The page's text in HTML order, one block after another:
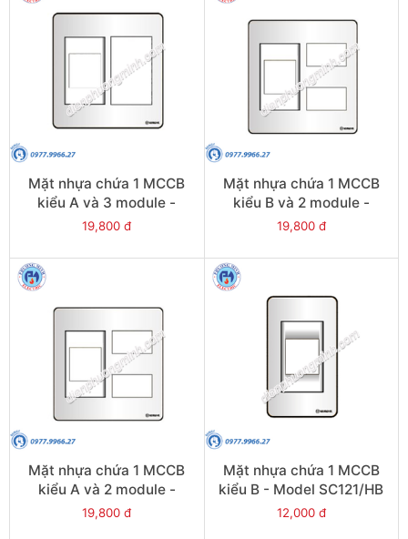
Mặt nhựa chứa 1 MCCB
kiểu A và 3 module -
Model SC3X/A
19,800 đ
Mặt nhựa chứa 1 MCCB
kiểu B và 2 module -
Model SC2X/B
19,800 đ
Mặt nhựa chứa 1 MCCB
kiểu A và 2 module -
Model SC2X/A
19,800 đ
Mặt nhựa chứa 1 MCCB
kiểu B - Model SC121/HB
12,000 đ